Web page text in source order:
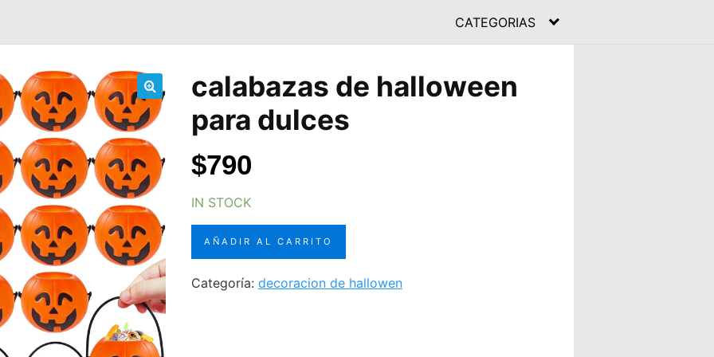
CATEGORIAS
🔍
calabazas de halloween
para dulces
$790
IN STOCK
calabazas
para
AÑADIR AL CARRITO
Categoría: decoracion de hallowen